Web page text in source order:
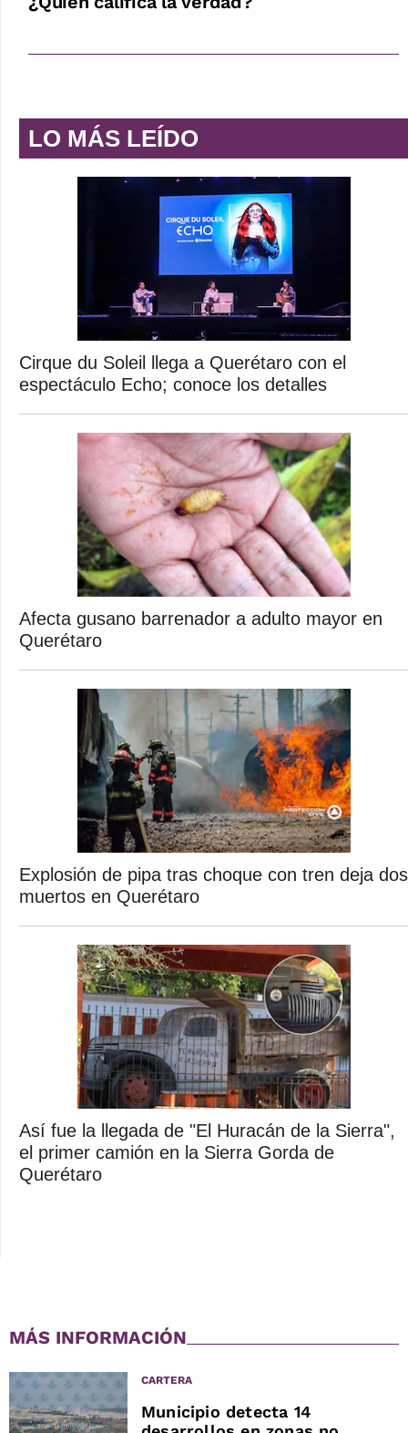
LO MÁS LEÍDO
Cirque du Soleil llega a Querétaro con el
espectáculo Echo; conoce los detalles
Afecta gusano barrenador a adulto mayor en
Querétaro
Explosión de pipa tras choque con tren deja dos
muertos en Querétaro
Así fue la llegada de "El Huracán de la Sierra",
el primer camión en la Sierra Gorda de
Querétaro
MÁS INFORMACIÓN
CARTERA
Municipio detecta 14